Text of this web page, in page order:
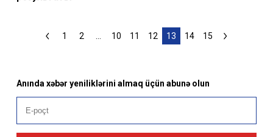
1 2 ... 10 11 12 13 14 15
Anında xəbər yeniliklərini almaq üçün abunə olun